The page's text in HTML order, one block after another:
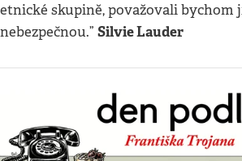
etnické skupině, považovali bychom
nebezpečnou.” Silvie Lauder